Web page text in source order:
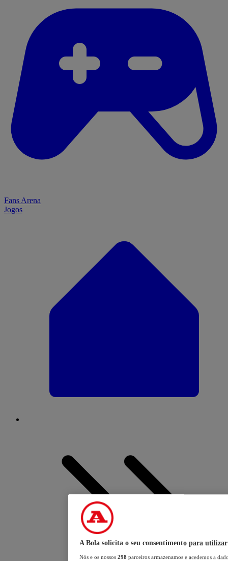
Fans Arena
Jogos
A Bola solicita o seu consentimento para utilizar
Nós e os nossos 298 parceiros armazenamos e acedemos a